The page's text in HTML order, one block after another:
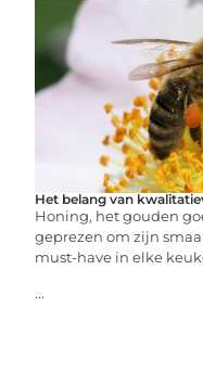
Het belang van
Honing, het gouden
geprezen om zijn
must-have in elke
...